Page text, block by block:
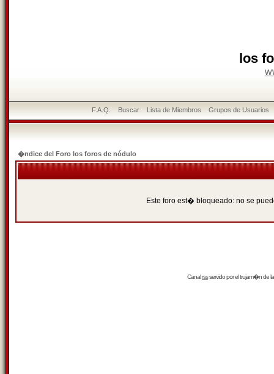
los
F.A.Q. Buscar Lista de Miembros Grupos de Usuarios
�ndice del Foro los foros de nódulo
Este foro est� bloqueado: no se
Canalrssservido por eltrujam�nde